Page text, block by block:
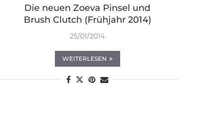
Die neuen Zoeva Pinsel und
Brush Clutch (Frühjahr 2014)
25/01/2014
WEITERLESEN